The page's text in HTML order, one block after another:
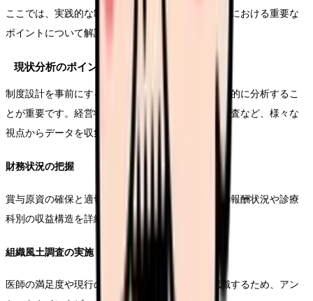
ここでは、実践的な制度設計の手順と、各ステップにおける重要な
ポイントについて解説します。
現状分析のポイント
制度設計を事前にする前に、医療機関の現状を多角的に分析するこ
とが重要です。経営状況や組織風土、医師の意識調査など、様々な
視点からデータを収集し、課題を明確化します。
財務状況の把握
賞与原資の確保と適切な調整のために、病院全体の報酬状況や診療
科別の収益構造を詳細に分析します。
組織風土調査の実施
医師の満足度や現行の評価制度に対する認識を認識するため、アン